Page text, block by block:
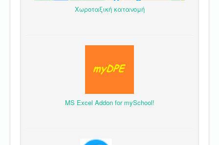
Χωροταξική κατανομή
MS Excel Addon for mySchool!